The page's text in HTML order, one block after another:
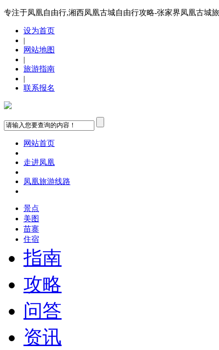
专注于凤凰自由行,湘西凤凰古城自由行攻略-张家界凤凰古城
设为首页
|
网站地图
|
旅游指南
|
联系报名
网站首页
走进凤凰
凤凰旅游线路
景点
美图
苗寨
住宿
指南
攻略
问答
资讯